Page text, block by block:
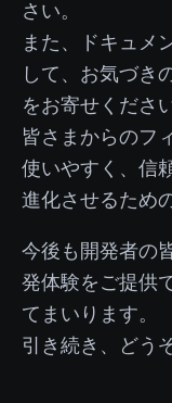
さい。
また、ドキュメ
して、お気づき
をお寄せくださ
皆さまからのフ
使いやすく、信
進化させるため
今後も開発者の
発体験をご提供
てまいります。
引き続き、どう